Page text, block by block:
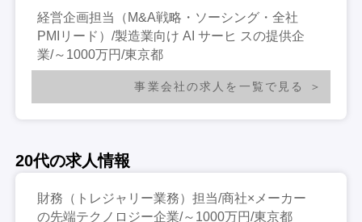
経営企画担当（M&A戦略・ソーシング・全社
PMIリード）/製造業向け AI サーヒ スの提供企
業/～1000万円/東京都
事業会社の求人を一覧で見る
20代の求人情報
財務（トレジャリー業務）担当/商社×メーカー
の先端テクノロジー企業/～1000万円/東京都